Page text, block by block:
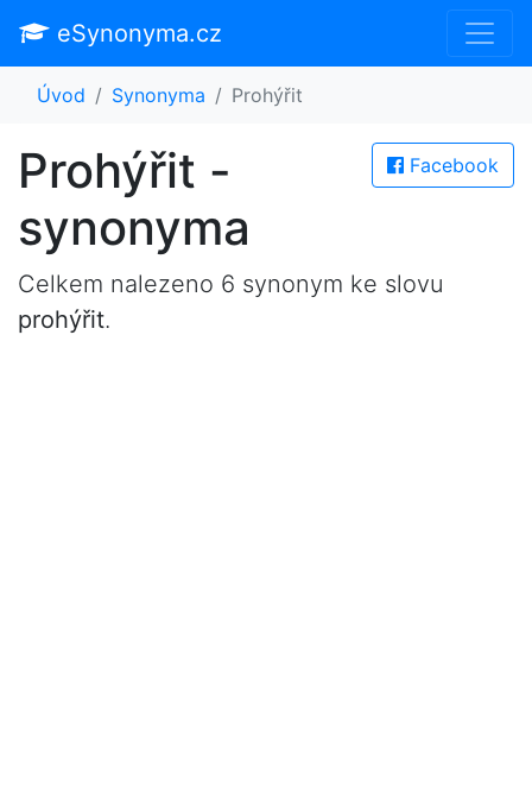
eSynonyma.cz
Úvod Synonyma Prohýřit
Facebook
Prohýřit -
synonyma
Celkem nalezeno 6 synonym ke slovu
prohýřit.